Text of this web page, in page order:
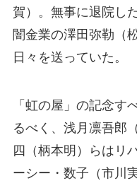
賀）。無事に退院し
闇金業の澤田弥勒（
日々を送っていた。
「虹の屋」の記念す
るべく、浅月凛吾郎
四（柄本明）らはリ
ーシー・数子（市川